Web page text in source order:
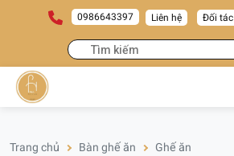
0986643397 Liên hệ Đối tác
Trang chủ Bàn ghế ăn Ghế ăn